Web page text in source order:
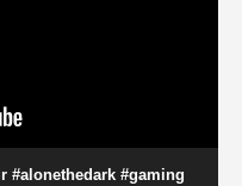
#alonethedark #gaming